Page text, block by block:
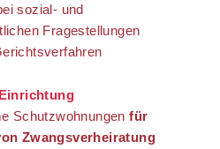
sozial- und
Fragestellungen
Schutzwohnungenfür
Zwangsverheiratung